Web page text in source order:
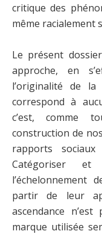
critique des
même racialement
Le présent
approche, en
l’originalité de
correspond à
c’est, comme
construction de
rapports
Catégoriser
l’échelonnement
partir de leur
ascendance
marque utilisée